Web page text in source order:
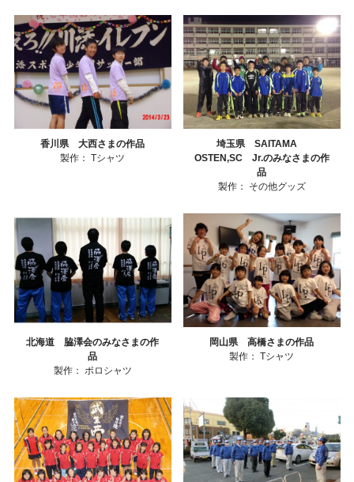
香川県 大西さまの作品
製作： Tシャツ
埼玉県 SAITAMA
OSTEN,SC Jr.のみなさまの作
品
製作：
その他グッズ
北海道 脇澤会のみなさまの作
品
製作：
ポロシャツ
岡山県 高橋さまの作品
製作： Tシャツ